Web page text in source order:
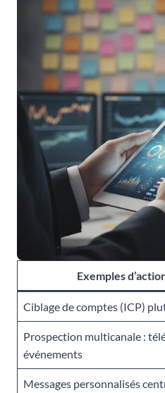
Exemples
Ciblage de comptes (ICP)
Prospection multicanale :
événements
Messages personnalisés